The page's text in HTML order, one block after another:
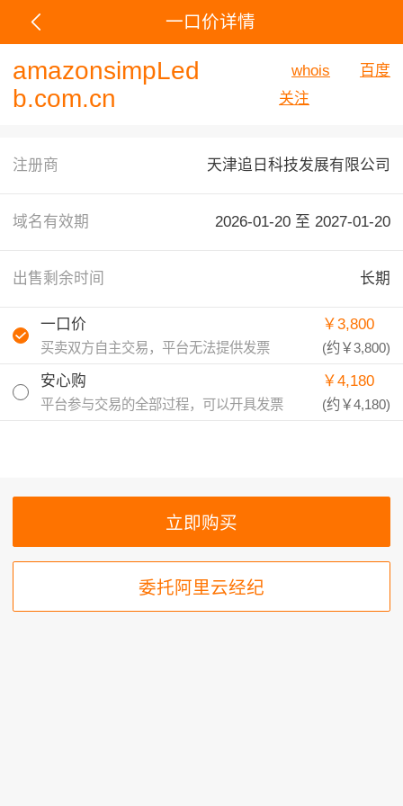
一口价详情
amazonsimpLed
b.com.cn
whois
百度
关注
注册商 天津追日科技发展有限公司
域名有效期 2026-01-20 至 2027-01-20
出售剩余时间 长期
一口价
买卖双方自主交易，平台无法提供发票
￥3,800
(约￥3,800)
安心购
平台参与交易的全部过程，可以开具发票
￥4,180
(约￥4,180)
委托阿里云经纪